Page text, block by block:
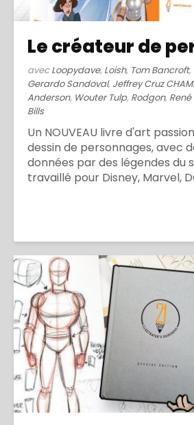
avecLoopydave, Loish, Tom Bancroft,
Gerardo Sandoval, Jeffrey Cruz
Anderson, Wouter Tulp, Rodgon,
Bills
Un NOUVEAU livre d'art
dessin de personnages, avec
données par des légendes du
travaillé pour Disney, Marvel,